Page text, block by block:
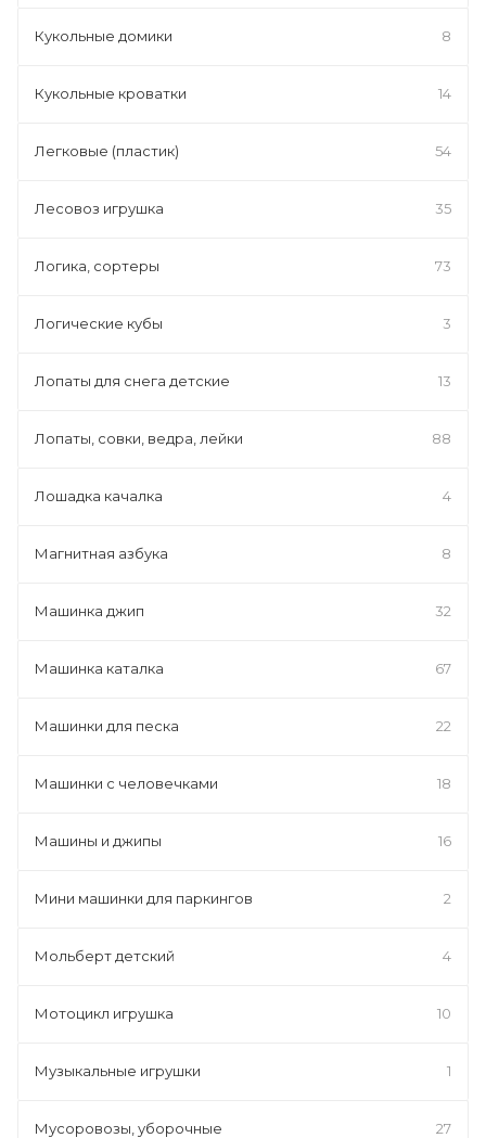
Кукольные домики 8
Кукольные кроватки 14
Легковые (пластик) 54
Лесовоз игрушка 35
Логика, сортеры 73
Логические кубы 3
Лопаты для снега детские 13
Лопаты, совки, ведра, лейки 88
Лошадка качалка 4
Магнитная азбука 8
Машинка джип 32
Машинка каталка 67
Машинки для песка 22
Машинки с человечками 18
Машины и джипы 16
Мини машинки для паркингов 2
Мольберт детский 4
Мотоцикл игрушка 10
Музыкальные игрушки 1
Мусоровозы, уборочные 27